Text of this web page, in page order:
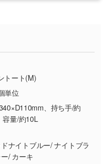
て印刷したい／印
チップの指定や、
っております。→詳
クター部分だけを
ついて
】
れた場合、または
ている場合
・交換依頼(商
い等)
間10:00～
ら
トート(M)
単位
、持ち手/約
容量/約10L
ナイトブルー/ ナイトブラ
/ カーキ